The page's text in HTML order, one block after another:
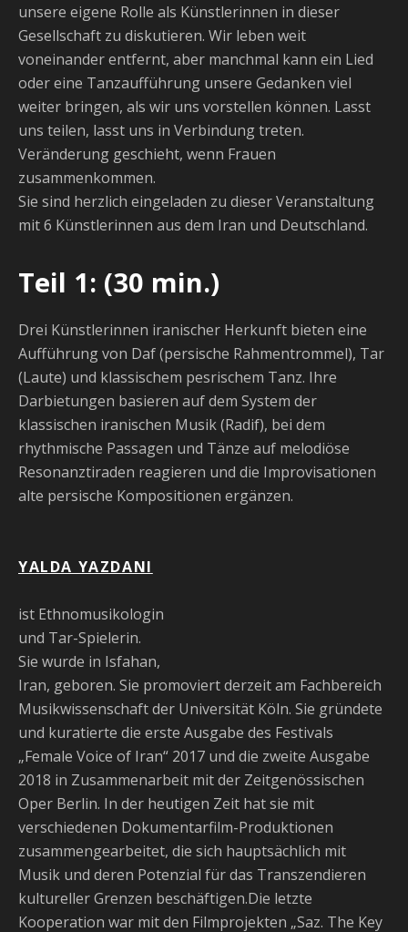
unsere eigene Rolle als Künstlerinnen in dieser
Gesellschaft zu diskutieren. Wir leben weit
voneinander entfernt, aber manchmal kann ein Lied
oder eine Tanzaufführung unsere Gedanken viel
weiter bringen, als wir uns vorstellen können. Lasst
uns teilen, lasst uns in Verbindung treten.
Veränderung geschieht, wenn Frauen
zusammenkommen.
Sie sind herzlich eingeladen zu dieser Veranstaltung
mit 6 Künstlerinnen aus dem Iran und Deutschland.
Teil 1: (30 min.)
Drei Künstlerinnen iranischer Herkunft bieten eine
Aufführung von Daf (persische Rahmentrommel), Tar
(Laute) und klassischem pesrischem Tanz. Ihre
Darbietungen basieren auf dem System der
klassischen iranischen Musik (Radif), bei dem
rhythmische Passagen und Tänze auf melodiöse
Resonanztiraden reagieren und die Improvisationen
alte persische Kompositionen ergänzen.
YALDA YAZDANI
ist Ethnomusikologin
und Tar-Spielerin.
Sie wurde in Isfahan,
Iran, geboren. Sie promoviert derzeit am Fachbereich
Musikwissenschaft der Universität Köln. Sie gründete
und kuratierte die erste Ausgabe des Festivals
„Female Voice of Iran“ 2017 und die zweite Ausgabe
2018 in Zusammenarbeit mit der Zeitgenössischen
Oper Berlin. In der heutigen Zeit hat sie mit
verschiedenen Dokumentarfilm-Produktionen
zusammengearbeitet, die sich hauptsächlich mit
Musik und deren Potenzial für das Transzendieren
kultureller Grenzen beschäftigen.Die letzte
Kooperation war mit den Filmprojekten „Saz. The Key